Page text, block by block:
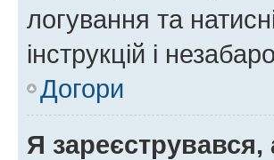
логування та
інструкцій і
Догори
Я